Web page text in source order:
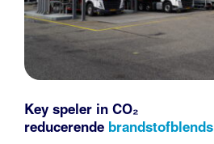
Key speler in CO₂
reducerende brandstofblends